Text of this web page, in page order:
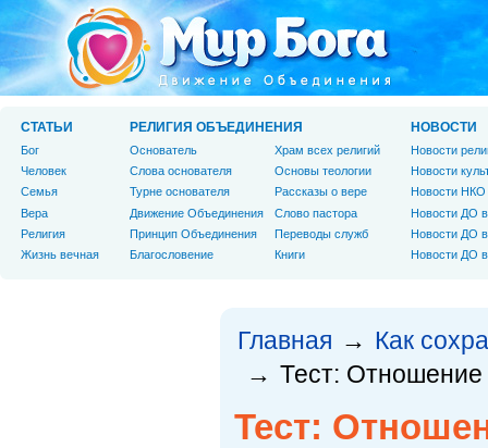
Главная → Как
→ Тест: Отношение
Тест:
СТАТЬИ
Бог
Человек
Cемья
Вера
Религия
Жизнь вечная
РЕЛИГИЯ ОБЪЕДИНЕНИЯ
Основатель
Слова основателя
Турне основателя
Движение Объединения
Принцип Объединения
Благословение
Храм всех религий
Основы теологии
Рассказы о вере
Слово пастора
Переводы служб
Книги
НОВОСТИ
Новости
Новости
Новости НКО
Новости ДО
Новости ДО
Новости ДО